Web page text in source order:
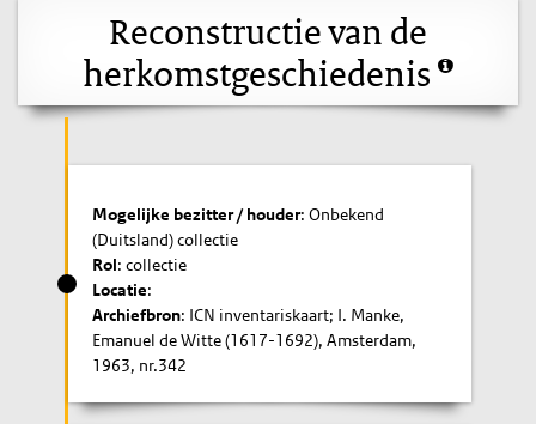
Reconstructie van de
herkomstgeschiedenis
Mogelijke bezitter / houder: Onbekend
(Duitsland) collectie
Rol: collectie
Locatie:
Archiefbron: ICN inventariskaart; I. Manke,
Emanuel de Witte (1617-1692), Amsterdam,
1963, nr.342